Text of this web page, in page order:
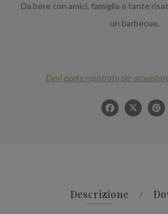
Da bere con amici, famiglia e tante
un barbecue.
Descrizione